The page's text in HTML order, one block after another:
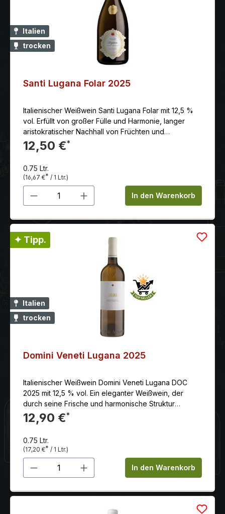
Italien
trocken
Santi Lugana Folar 2025
Italienischer Weißwein Santi Lugana Folar mit 12,5 %
vol. Erfüllt von großer Fülle und Harmonie, langer
aristokratischer Nachhall von Früchten und
Nüssen. Die vollreifen Trauben werden in der
zweiten Oktoberwoche gelesen und reduktiv
12,50 €*
0.75 Ltr.
(16,67 €* / 1 Ltr.)
Produkt Anzahl: Gib denIn den Warenkorb
✦ Tipp.
Italien
trocken
Domini Veneti Lugana 2025
Italienischer Weißwein Domini Veneti Lugana DOC
2025 mit 12,5 % vol. Ein eleganter Weißwein, der
durch seine Frische und harmonische Struktur
überzeugt und somit ein idealer Begleiter für
verschiedene Anlässe und Speisen ist.
12,90 €*
0.75 Ltr.
(17,20 €* / 1 Ltr.)
Produkt Anzahl: Gib denIn den Warenkorb